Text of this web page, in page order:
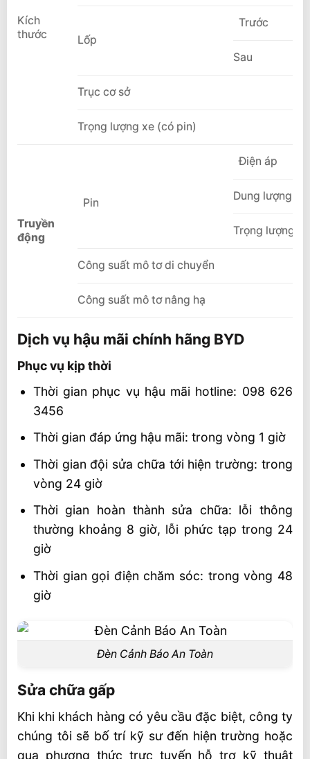
Kích
thước
Lốp
Trước
Sau
Trục cơ sở
Trọng lượng xe (có pin)
Truyền
động
Pin
Điện áp
Dung lượng
Trọng lượng
Công suất mô tơ di chuyển
Công suất mô tơ nâng hạ
Dịch vụ hậu mãi chính hãng BYD
Phục vụ kịp thời
Thời gian phục vụ hậu mãi hotline: 098 626
3456
Thời gian đáp ứng hậu mãi: trong vòng 1 giờ
Thời gian đội sửa chữa tới hiện trường: trong
vòng 24 giờ
Thời gian hoàn thành sửa chữa: lỗi thông
thường khoảng 8 giờ, lỗi phức tạp trong 24
giờ
Thời gian gọi điện chăm sóc: trong vòng 48
giờ
Đèn Cảnh Báo An Toàn
Sửa chữa gấp
Khi khi khách hàng có yêu cầu đặc biệt, công ty
chúng tôi sẽ bố trí kỹ sư đến hiện trường hoặc
qua phương thức trực tuyến hỗ trợ kỹ thuật